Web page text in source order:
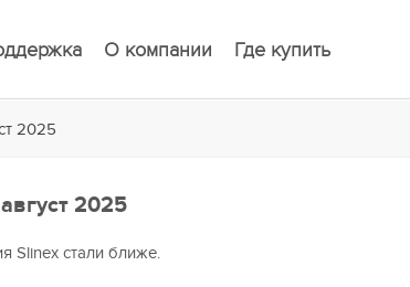
О компании Где купить
2025
2025
Slinex стали ближе.